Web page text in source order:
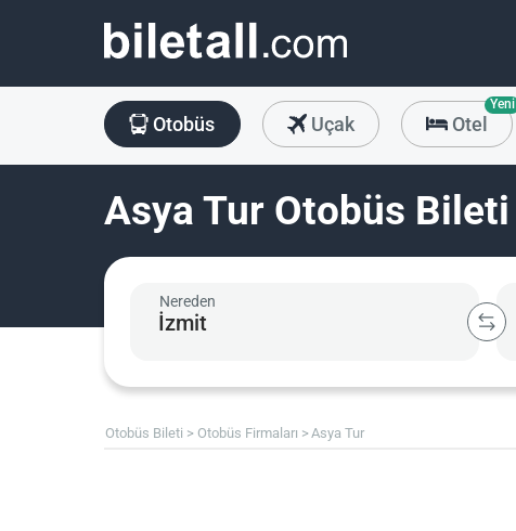
Otobüs Uçak Otel
Yeni
Asya Tur Otobüs Bileti
Nereden
Otobüs Bileti Otobüs Firmaları Asya Tur